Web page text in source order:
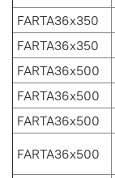
FARTA36х350
FARTA36х350
FARTA36х500
FARTA36х500
FARTA36х500
FARTA36х500